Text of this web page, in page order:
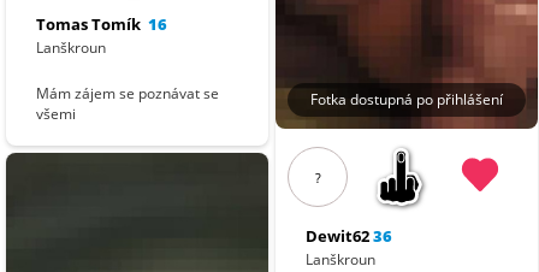
Tomas Tomík 16
Lanškroun
Mám zájem se poznávat se
všemi
Fotka dostupná po přihlášení
?
Dewit6236
Lanškroun